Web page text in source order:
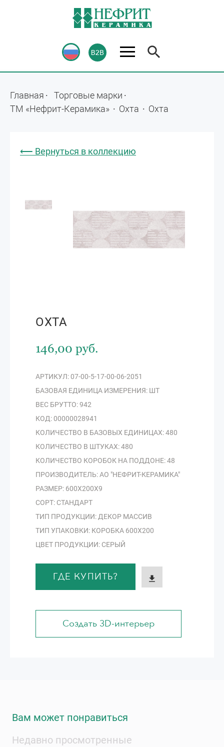
Главная
Торговые марки
ТМ «Нефрит-Керамика»
Охта Охта
⟵ Вернуться в коллекцию
ОХТА
146,00 руб.
АРТИКУЛ: 07-00-5-17-00-06-2051
БАЗОВАЯ ЕДИНИЦА ИЗМЕРЕНИЯ: ШТ
ВЕС БРУТТО: 942
КОД: 00000028941
КОЛИЧЕСТВО В БАЗОВЫХ ЕДИНИЦАХ: 480
КОЛИЧЕСТВО В ШТУКАХ: 480
КОЛИЧЕСТВО КОРОБОК НА ПОДДОНЕ: 48
ПРОИЗВОДИТЕЛЬ: АО "НЕФРИТ-КЕРАМИКА"
РАЗМЕР: 600Х200Х9
СОРТ: СТАНДАРТ
ТИП ПРОДУКЦИИ: ДЕКОР МАССИВ
ТИП УПАКОВКИ: КОРОБКА 600Х200
ЦВЕТ ПРОДУКЦИИ: СЕРЫЙ
ГДЕ КУПИТЬ?
Создать 3D-интерьер
Вам может понравиться
Недавно просмотренные